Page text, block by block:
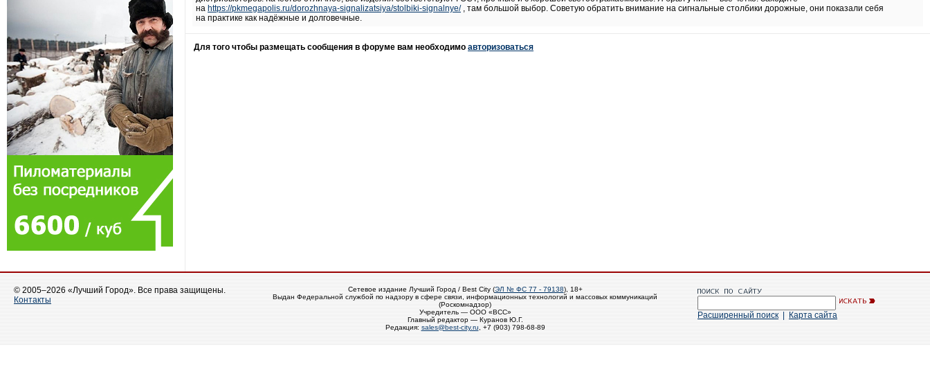
на https://pkmegapolis.ru/dorozhnaya-signalizatsiya/stolbiki-signalnye/, там большой выбор. Советую обратить внимание на сигнальные столбики дорожные, они показали себя
на практике как надёжные и долговечные.
Для того чтобы размещать сообщения в форуме вам необходимо авторизоваться
© 2005–2026 «Лучший Город». Все права защищены.
Контакты
Сетевое издание Лучший Город / Best City (ЭЛ № ФС 77 - 79138), 18+
Выдан Федеральной службой по надзору в сфере связи, информационных технологий и массовых коммуникаций
(Роскомнадзор)
Учредитель — ООО «ВСС»
Главный редактор — Куранов Ю.Г.
Редакция: sales@best-city.ru , +7 (903) 798-68-89
Расширенный поиск Карта сайта